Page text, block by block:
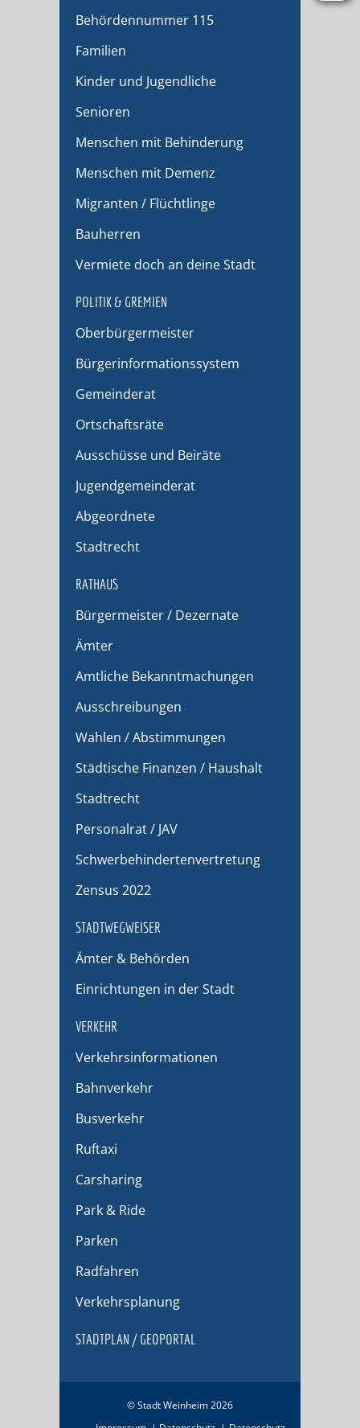
Behördennummer 115
Familien
Kinder und Jugendliche
Senioren
Menschen mit Behinderung
Menschen mit Demenz
Migranten / Flüchtlinge
Bauherren
Vermiete doch an deine Stadt
POLITIK & GREMIEN
Oberbürgermeister
Bürgerinformationssystem
Gemeinderat
Ortschaftsräte
Ausschüsse und Beiräte
Jugendgemeinderat
Abgeordnete
Stadtrecht
RATHAUS
Bürgermeister / Dezernate
Ämter
Amtliche Bekanntmachungen
Ausschreibungen
Wahlen / Abstimmungen
Städtische Finanzen / Haushalt
Stadtrecht
Personalrat / JAV
Schwerbehindertenvertretung
Zensus 2022
STADTWEGWEISER
Ämter & Behörden
Einrichtungen in der Stadt
VERKEHR
Verkehrsinformationen
Bahnverkehr
Busverkehr
Ruftaxi
Carsharing
Park & Ride
Parken
Radfahren
Verkehrsplanung
STADTPLAN / GEOPORTAL
© Stadt Weinheim 2026